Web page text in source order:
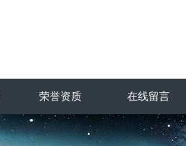
荣誉资质 在线留言